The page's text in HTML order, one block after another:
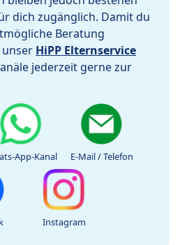
dich zugänglich. Damit du
Beratung
HiPP Elternservice
jederzeit gerne zur
App-Kanal E-Mail / Telefon
Instagram